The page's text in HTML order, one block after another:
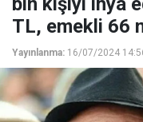
TL, emekli 66
Yayınlanma: 16/07/2024